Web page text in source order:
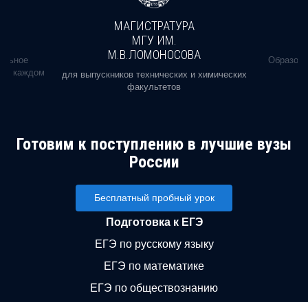
в каждом
МАГИСТРАТУРА
МГУ ИМ.
М.В.ЛОМОНОСОВА
для выпускников технических и химических
факультетов
Готовим к поступлению в лучшие вузы
России
Бесплатный пробный урок
Подготовка к ЕГЭ
ЕГЭ по русскому языку
ЕГЭ по математике
ЕГЭ по обществознанию